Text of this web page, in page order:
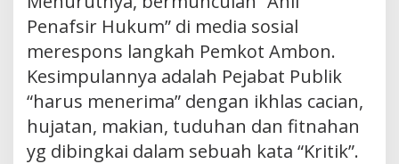
Penafsir Hukum” di media sosial
merespons langkah Pemkot Ambon.
Kesimpulannya adalah Pejabat Publik
“harus menerima” dengan ikhlas cacian,
hujatan, makian, tuduhan dan fitnahan
yg dibingkai dalam sebuah kata “Kritik”.